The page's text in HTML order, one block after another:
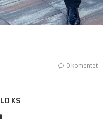
0 komentet
KS